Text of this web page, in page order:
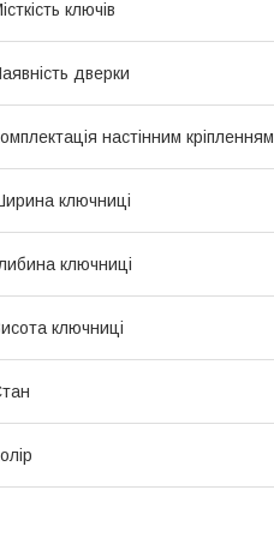
ключів
дверки
настінним кріпленням
ключниці
ключниці
ключниці